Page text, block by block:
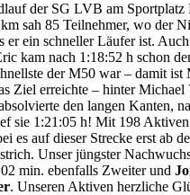
der SG LVB am
sah 85 Teilnehmer, wo
er ein schneller Läufer ist.
kam nach 1:18:52 h schon
der M50 war – damit
Ziel erreichte – hinter
den langen Kanten,
sie 1:21:05 h! Mit 198
es auf dieser Strecke erst ab
Unser jüngster
min. ebenfalls Zweiter und
. Unseren Aktiven herzliche